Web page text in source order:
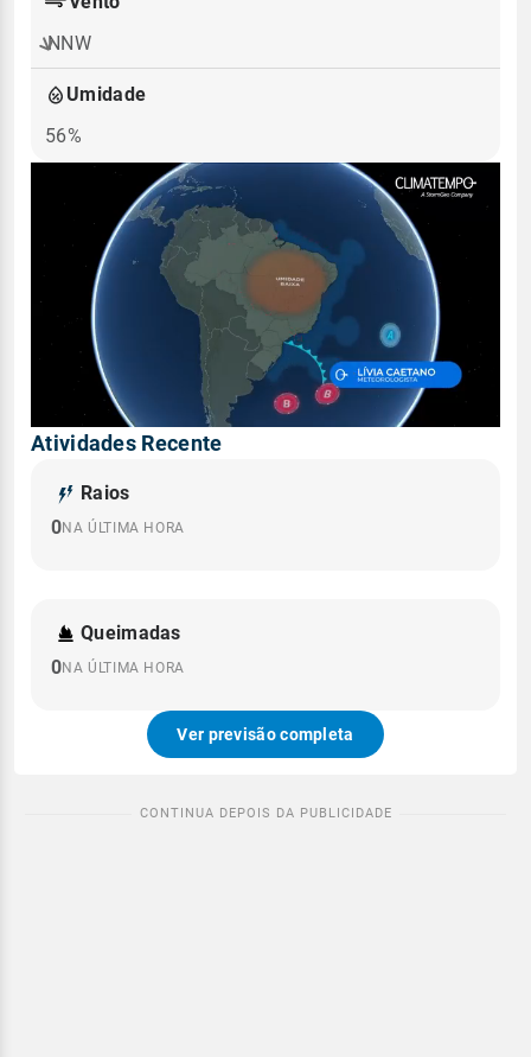
NNW
Umidade
56%
Atividades Recente
Raios
0NA ÚLTIMA HORA
Queimadas
0NA ÚLTIMA HORA
Ver previsão completa